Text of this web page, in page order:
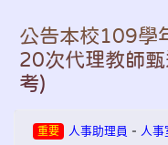
公告本校109學
20次代理教師
考)
重要 人事助理員 - 人事